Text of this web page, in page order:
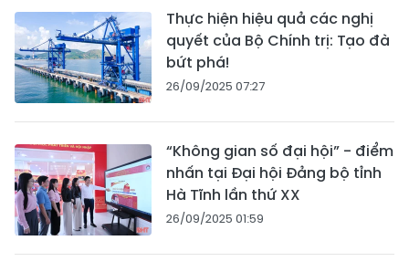
Thực hiện hiệu quả các nghị
quyết của Bộ Chính trị: Tạo đà
bứt phá!
26/09/2025 07:27
“Không gian số đại hội” - điểm
nhấn tại Đại hội Đảng bộ tỉnh
Hà Tĩnh lần thứ XX
26/09/2025 01:59